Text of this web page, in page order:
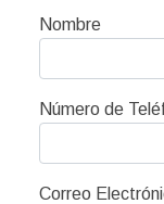
Nombre
Número de
Correo